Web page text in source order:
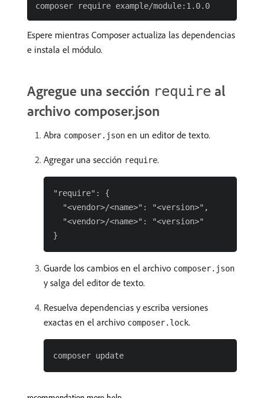
Espere mientras Composer actualiza las dependencias
e instala el módulo.
Agregue una sección require al
archivo composer.json
Abra composer.json en un editor de texto.
Agregar una sección require.
"require": {
  "<vendor>/<name>": "<version>",
  "<vendor>/<name>": "<version>"
Guarde los cambios en el archivo composer.json
y salga del editor de texto.
Resuelva dependencias y escriba versiones
exactas en el archivo composer.lock.